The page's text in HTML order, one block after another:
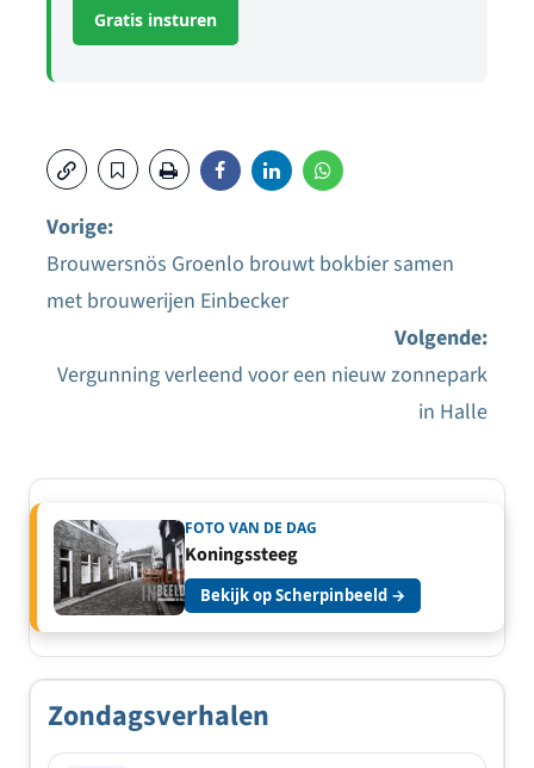
Gratis insturen
Bericht
Vorige:
Brouwersnös Groenlo brouwt bokbier samen
met brouwerijen Einbecker
Volgende:
Vergunning verleend voor een nieuw zonnepark
in Halle
FOTO VAN DE DAG
Koningssteeg
Bekijk op Scherpinbeeld →
Zondagsverhalen